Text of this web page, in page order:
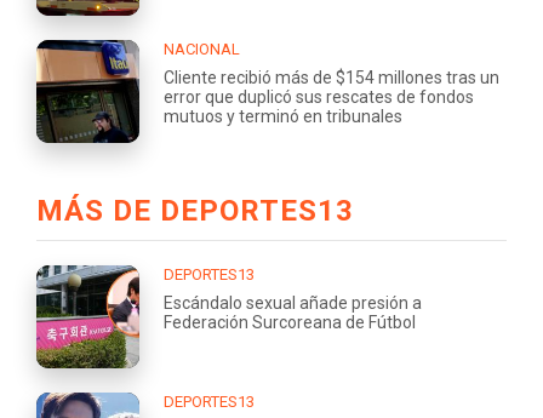
NACIONAL
Cliente recibió más de $154 millones tras un
error que duplicó sus rescates de fondos
mutuos y terminó en tribunales
MÁS DE DEPORTES13
DEPORTES13
Escándalo sexual añade presión a
Federación Surcoreana de Fútbol
DEPORTES13